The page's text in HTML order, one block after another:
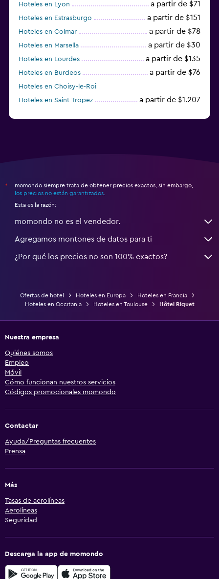
Hoteles en Lyon a partir de $71
Hoteles en Estrasburgo a partir de $151
Hoteles en Colmar a partir de $78
Hoteles en Marsella a partir de $30
Hoteles en Lourdes a partir de $135
Hoteles en Burdeos a partir de $76
Hoteles en Choisy-le-Roi
Hoteles en Saint-Tropez
a partir de $1.207
*
momondo siempre trata de obtener precios exactos, sin embargo,
los precios no están garantizados
Esta es la razón:
momondo no es el vendedor.
Agregamos montones de datos para ti
¿Por qué los precios no son 100% exactos?
Ofertas de hotel Hoteles en Europa
Hoteles en Francia
Hoteles en Occitania
Hoteles en Toulouse Hôtel Riquet
Nuestra empresa
Quiénes somos
Empleo
Móvil
Cómo funcionan nuestros servicios
Códigos promocionales momondo
Contactar
Ayuda/Preguntas frecuentes
Prensa
Más
Tasas de aerolíneas
Aerolíneas
Seguridad
Descarga la app de momondo